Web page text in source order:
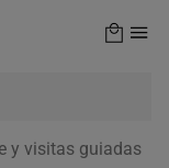
y visitas guiadas